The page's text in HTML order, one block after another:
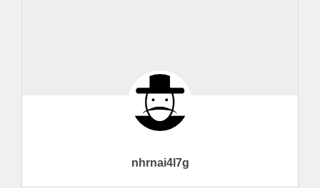
nhrnai4l7g